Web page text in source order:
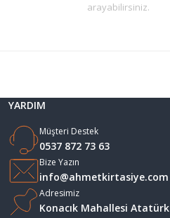
arayabilirsiniz.
YARDIM
Müşteri Destek
0537 872 73 63
Bize Yazın
info@ahmetkirtasiye.com
Adresimiz
Konacık Mahallesi Atatürk